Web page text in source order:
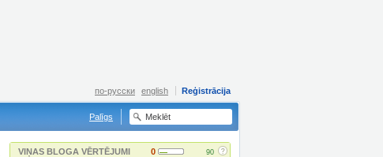
Reģistrācija
по-русски english
Palīgs
VIŅAS BLOGA VĒRTĒJUMI 0 90 ?